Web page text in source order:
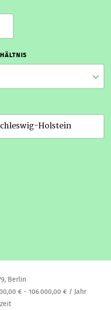
Berlin
€ - 106.000,00 € / Jahr